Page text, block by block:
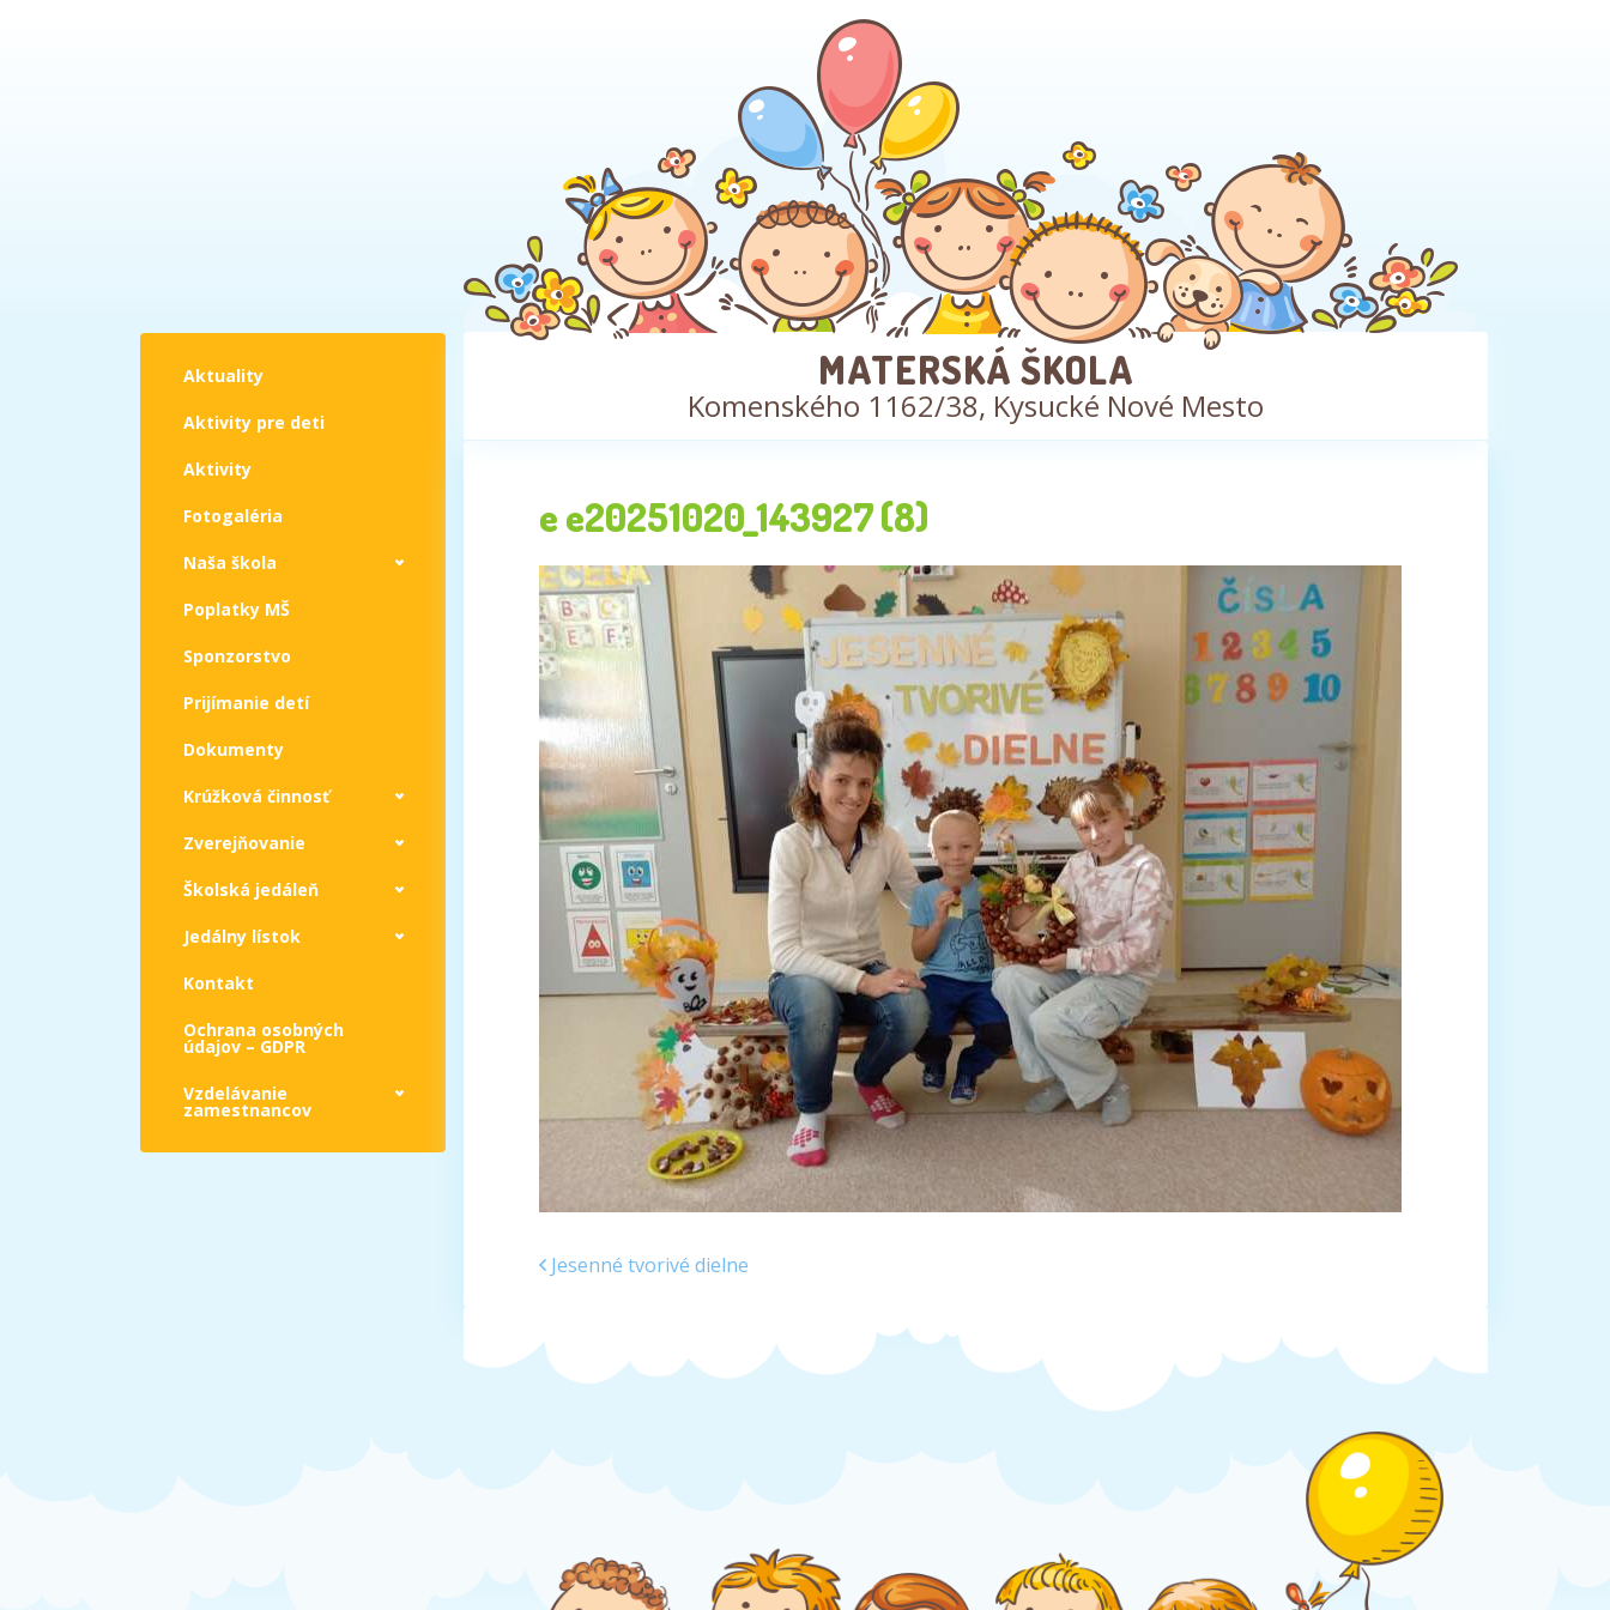
Aktuality
Aktivity pre deti
Aktivity
Fotogaléria
Naša škola
Poplatky MŠ
Sponzorstvo
Prijímanie detí
Dokumenty
Krúžková činnosť
Zverejňovanie
Školská jedáleň
Jedálny lístok
Kontakt
Ochrana osobných
údajov – GDPR
Vzdelávanie
zamestnancov
MATERSKÁ ŠKOLA
Komenského 1162/38, Kysucké Nové Mesto
e e20251020_143927 (8)
Jesenné tvorivé dielne